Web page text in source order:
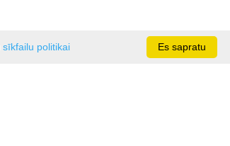
Es sapratu
sīkfailu politikai